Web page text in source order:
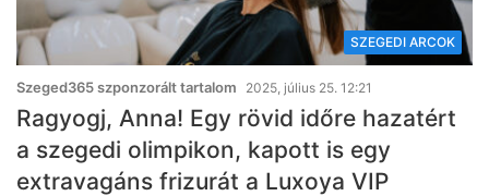
SZEGEDI ARCOK
Szeged365 szponzorált tartalom 2025, július 25. 12:21
Ragyogj, Anna! Egy rövid időre hazatért
a szegedi olimpikon, kapott is egy
extravagáns frizurát a Luxoya VIP